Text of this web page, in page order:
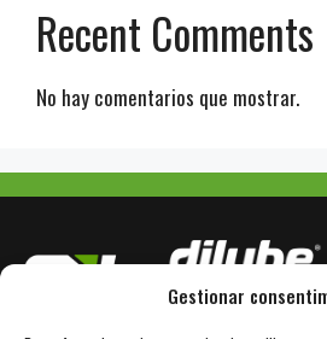
Gestionar
Recent Comments
No hay comentarios que mostrar.